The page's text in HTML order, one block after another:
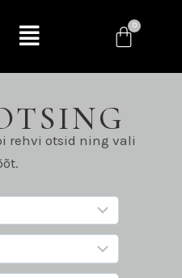
rehvi otsid ning vali